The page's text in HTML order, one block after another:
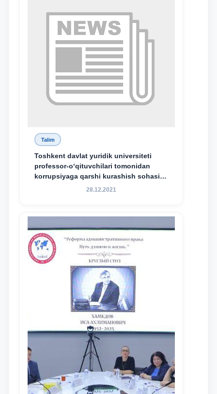
Talim
Toshkent davlat yuridik universiteti
professor-o‘qituvchilari tomonidan
korrupsiyaga qarshi kurashish sohasida
amalga oshirilayotgan islohotlar hamda
maqsadida xorijiy va mahalliy ilmiy
nashrlarda chop etilgan maqolalar
dayjesti
28.12.2021